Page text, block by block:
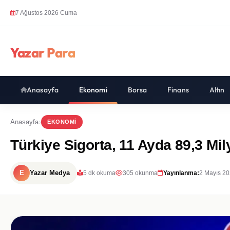
7 Ağustos 2026 Cuma
Yazar Para
Anasayfa Ekonomi Borsa Finans Altın
Anasayfa EKONOMI
Türkiye Sigorta, 11 Ayda 89,3
E Yazar Medya 5 dk okuma 305 okunma Yayınlanma:2 Mayıs